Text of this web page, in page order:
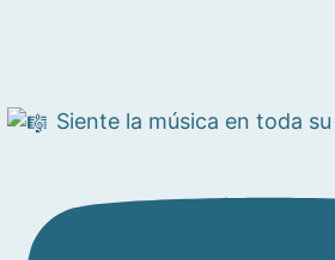
Siente la música en toda